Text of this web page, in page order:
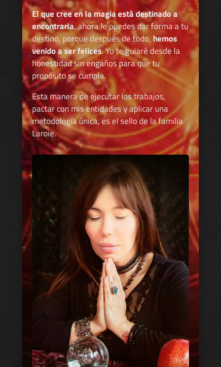
El que cree en la magia está destinado a
encontrarla, ahora le puedes dar forma a tu
destino, porque después de todo, hemos
venido a ser felices. Yo te guiaré desde la
honestidad sin engaños para que tu
propósito se cumpla.
Esta manera de ejecutar los trabajos,
pactar con mis entidades y aplicar una
metodología única, es el sello de la familia
Laroie.